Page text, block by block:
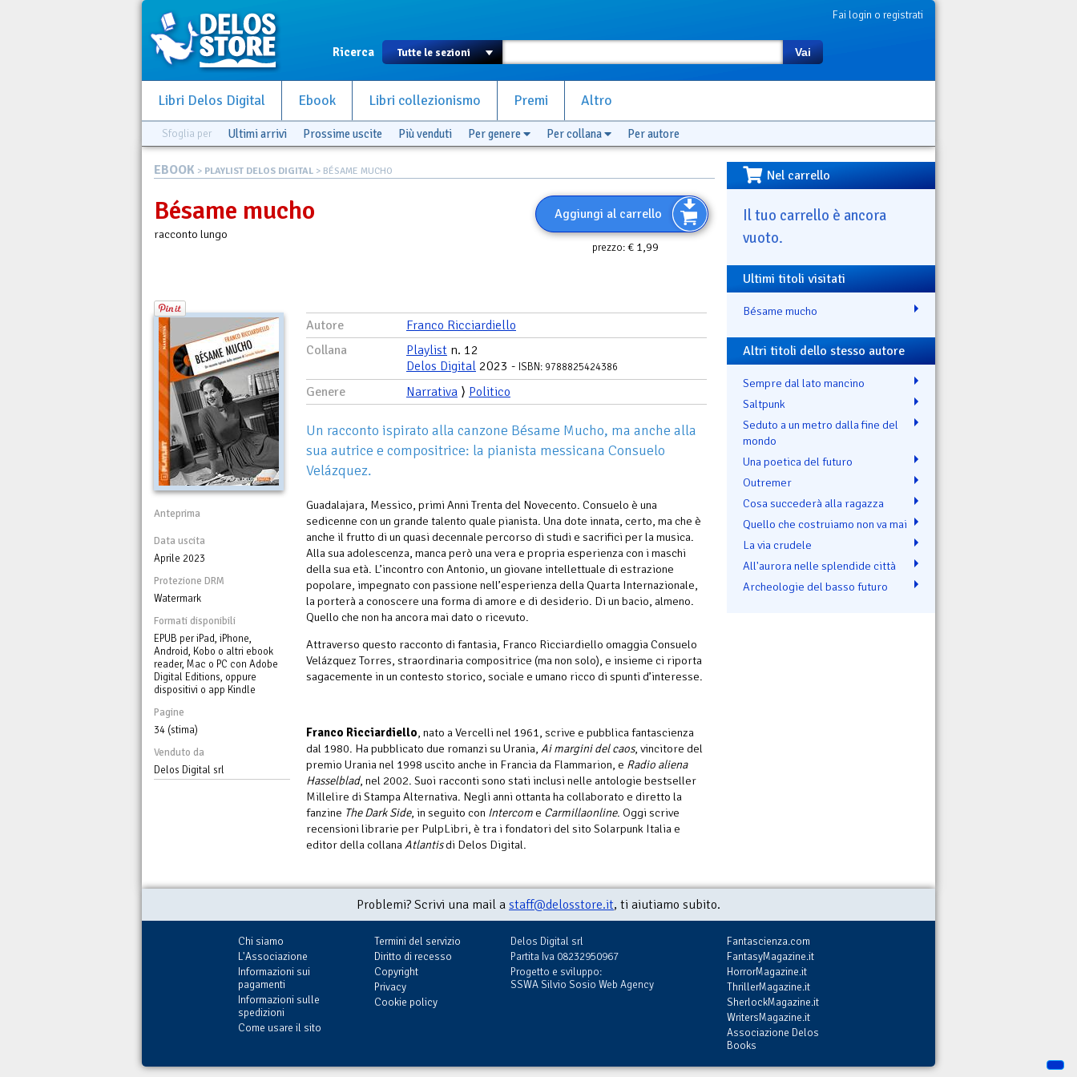
Fai login o registrati
Ricerca Vai
Libri Delos Digital Ebook Libri collezionismo Premi Altro
Sfoglia per Ultimi arrivi Prossime uscite Più venduti Per genere Per collana Per autore
EBOOK > PLAYLIST DELOS DIGITAL > BÉSAME MUCHO
Aggiungi al carrello
prezzo:€ 1,99
Bésame mucho
racconto lungo
Anteprima
Data uscita
Aprile 2023
Protezione DRM
Watermark
Formati disponibili
EPUB per iPad, iPhone,
Android, Kobo o altri ebook
reader, Mac o PC con Adobe
Digital Editions, oppure
dispositivi o app Kindle
Pagine
34 (stima)
Venduto da
Delos Digital srl
Autore
Franco Ricciardiello
Collana
Playlist n. 12
Delos Digital 2023 - ISBN: 9788825424386
Genere Narrativa ⟩ Politico
Un racconto ispirato alla canzone Bésame Mucho, ma anche alla
sua autrice e compositrice: la pianista messicana Consuelo
Velázquez.
Guadalajara, Messico, primi Anni Trenta del Novecento. Consuelo è una
sedicenne con un grande talento quale pianista. Una dote innata, certo, ma che è
anche il frutto di un quasi decennale percorso di studi e sacrifici per la musica.
Alla sua adolescenza, manca però una vera e propria esperienza con i maschi
della sua età. L’incontro con Antonio, un giovane intellettuale di estrazione
popolare, impegnato con passione nell’esperienza della Quarta Internazionale,
la porterà a conoscere una forma di amore e di desiderio. Di un bacio, almeno.
Quello che non ha ancora mai dato o ricevuto.
Attraverso questo racconto di fantasia, Franco Ricciardiello omaggia Consuelo
Velázquez Torres, straordinaria compositrice (ma non solo), e insieme ci riporta
sagacemente in un contesto storico, sociale e umano ricco di spunti d’interesse.
Franco Ricciardiello, nato a Vercelli nel 1961, scrive e pubblica fantascienza
dal 1980. Ha pubblicato due romanzi su Urania, Ai margini del caos, vincitore del
premio Urania nel 1998 uscito anche in Francia da Flammarion, e Radio aliena
Hasselblad, nel 2002. Suoi racconti sono stati inclusi nelle antologie bestseller
Millelire di Stampa Alternativa. Negli anni ottanta ha collaborato e diretto la
fanzine The Dark Side, in seguito con Intercome Carmillaonline. Oggi scrive
recensioni librarie per PulpLibri, è tra i fondatori del sito Solarpunk Italia e
editor della collanaAtlantisdi Delos Digital.
Nel carrello
Il tuo carrello è ancora
vuoto.
Ultimi titoli visitati
Bésame mucho
Altri titoli dello stesso autore
Sempre dal lato mancino
Saltpunk
Seduto a un metro dalla fine del
mondo
Una poetica del futuro
Outremer
Cosa succederà alla ragazza
Quello che costruiamo non va mai
La via crudele
All'aurora nelle splendide città
Archeologie del basso futuro
Problemi? Scrivi una mail a staff@delosstore.it, ti aiutiamo subito.
Chi siamo
L'Associazione
Informazioni sui
pagamenti
Informazioni sulle
spedizioni
Come usare il sito
Termini del servizio
Diritto di recesso
Copyright
Privacy
Cookie policy
Delos Digital srl
Partita Iva 08232950967
Progetto e sviluppo:
SSWA Silvio Sosio Web Agency
Fantascienza.com
FantasyMagazine.it
HorrorMagazine.it
ThrillerMagazine.it
SherlockMagazine.it
WritersMagazine.it
Associazione Delos
Books